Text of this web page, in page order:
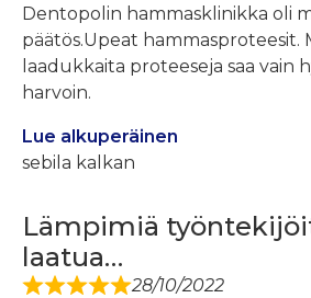
Dentopolin hammasklinikka oli
päätös.Upeat hammasproteesit.
laadukkaita proteeseja saa vain
harvoin.
Lue alkuperäinen
sebila kalkan
Lämpimiä
laatua…
28/10/2022